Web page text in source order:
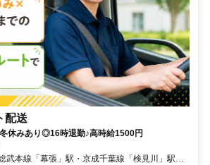
配送
休みあり◎16時退勤♪高時給1500円
武本線「幕張」駅・京成千葉線「検見川」駅か